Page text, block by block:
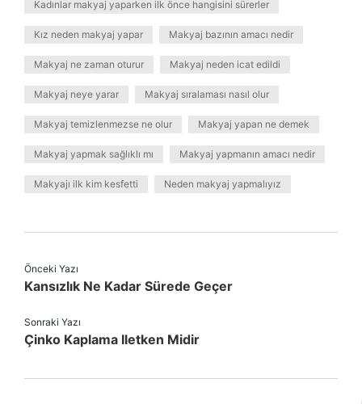
Kadınlar makyaj yaparken ilk önce hangisini sürerler
Kız neden makyaj yapar Makyaj bazının amacı nedir
Makyaj ne zaman oturur Makyaj neden icat edildi
Makyaj neye yarar Makyaj sıralaması nasıl olur
Makyaj temizlenmezse ne olur Makyaj yapan ne demek
Makyaj yapmak sağlıklı mı Makyaj yapmanın amacı nedir
Makyajı ilk kim kesfetti Neden makyaj yapmalıyız
Önceki Yazı
Kansızlık Ne Kadar Sürede Geçer
Sonraki Yazı
Çinko Kaplama Iletken Midir